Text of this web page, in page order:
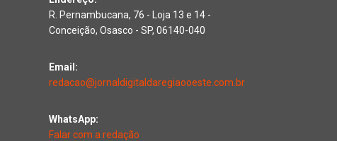
R. Pernambucana, 76 - Loja 13 e 14 -
Conceição, Osasco - SP, 06140-040
Email:
redacao@jornaldigitaldaregiaooeste.com.br
WhatsApp:
Falar com a redação